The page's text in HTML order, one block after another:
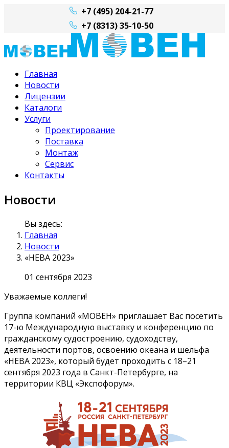
+7 (495) 204-21-77
+7 (8313) 35-10-50
Главная
Новости
Лицензии
Каталоги
Услуги
Проектирование
Поставка
Монтаж
Сервис
Контакты
Новости
Вы здесь:
Главная
Новости
«НЕВА 2023»
01 сентября 2023
Уважаемые коллеги!
Группа компаний «МОВЕН» приглашает Вас посетить
17-ю Международную выставку и конференцию по
гражданскому судостроению, судоходству,
деятельности портов, освоению океана и шельфа
«НЕВА 2023», который будет проходить с 18–21
сентября 2023 года в Санкт-Петербурге, на
территории КВЦ «Экспофорум».